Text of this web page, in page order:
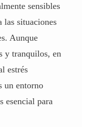
sensibles
las situaciones
Aunque
y tranquilos, en
estrés
un entorno
esencial para